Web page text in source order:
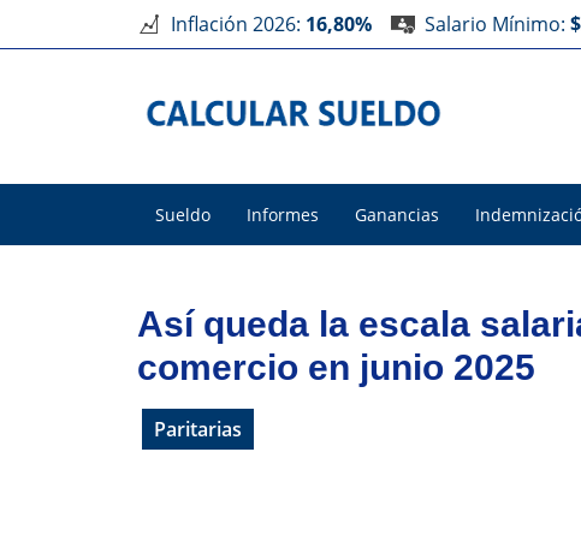
Inflación 2026: 16,80% Salario Mínimo:
Sueldo Informes Ganancias
Así queda la escala
comercio en junio 2025
Paritarias